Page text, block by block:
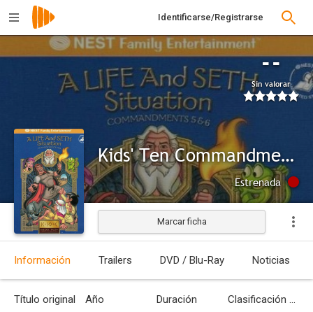
Identificarse/Registrarse
--
Sin valorar
Kids' Ten Commandments: A Life and Seth Situation
Estrenada
Marcar ficha
Información Trailers DVD / Blu-Ray Noticias
Título original Año Duración Clasificación por edades